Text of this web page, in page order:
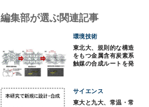
編集部が選ぶ関連記事
環境技術
東北大、規則的な構造
をもつ金属含有炭素系
触媒の合成ルートを発
サイエンス
東大と九大、常温・常